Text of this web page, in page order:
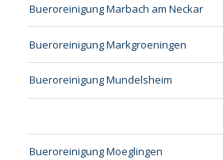
Bueroreinigung Marbach am Neckar
Bueroreinigung Markgroeningen
Bueroreinigung Mundelsheim
Bueroreinigung Moeglingen